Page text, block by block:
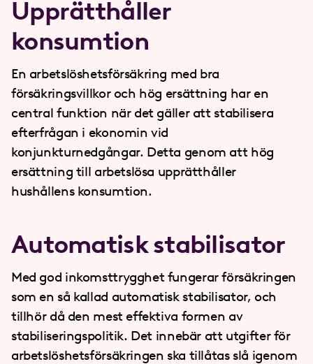
Upprätthåller
konsumtion
En arbetslöshetsförsäkring med bra
försäkringsvillkor och hög ersättning har en
central funktion när det gäller att stabilisera
efterfrågan i ekonomin vid
konjunkturnedgångar. Detta genom att hög
ersättning till arbetslösa upprätthåller
hushållens konsumtion.
Automatisk stabilisator
Med god inkomsttrygghet fungerar försäkringen
som en så kallad automatisk stabilisator, och
tillhör då den mest effektiva formen av
stabiliseringspolitik. Det innebär att utgifter för
arbetslöshetsförsäkringen ska tillåtas slå igenom